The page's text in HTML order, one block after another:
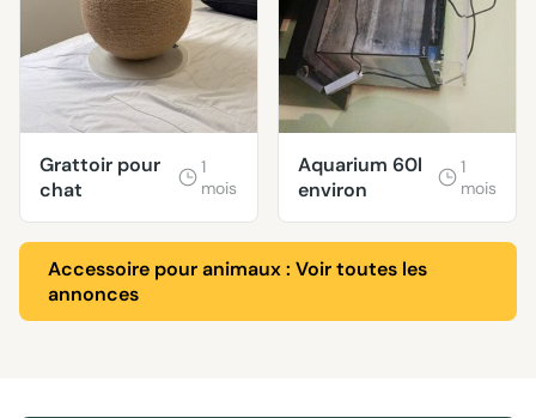
Grattoir pour
chat
1
mois
Aquarium 60l
environ
1
mois
Accessoire pour animaux : Voir toutes les
annonces